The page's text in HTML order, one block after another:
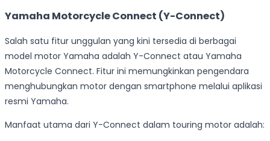
Yamaha Motorcycle Connect (Y-Connect)
Salah satu fitur unggulan yang kini tersedia di berbagai
model motor Yamaha adalah Y-Connect atau Yamaha
Motorcycle Connect. Fitur ini memungkinkan pengendara
menghubungkan motor dengan smartphone melalui aplikasi
resmi Yamaha.
Manfaat utama dari Y-Connect dalam touring motor adalah: